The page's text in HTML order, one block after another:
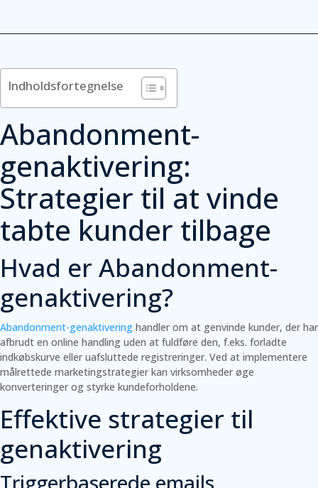
Indholdsfortegnelse
Abandonment-
genaktivering:
Strategier til at vinde
tabte kunder tilbage
Hvad er Abandonment-
genaktivering?
Abandonment-genaktivering handler om at genvinde kunder, der har
afbrudt en online handling uden at fuldføre den, f.eks. forladte
indkøbskurve eller uafsluttede registreringer. Ved at implementere
målrettede marketingstrategier kan virksomheder øge
konverteringer og styrke kundeforholdene.
Effektive strategier til
genaktivering
Triggerbaserede emails